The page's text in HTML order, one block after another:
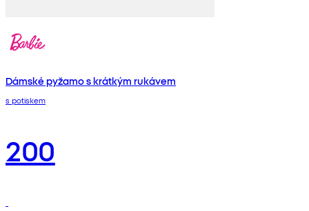
Dámské pyžamo s krátkým rukávem
s potiskem
200